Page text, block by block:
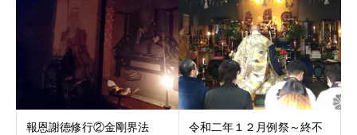
報恩謝徳修行②金剛界法
令和二年１２月例祭～終不